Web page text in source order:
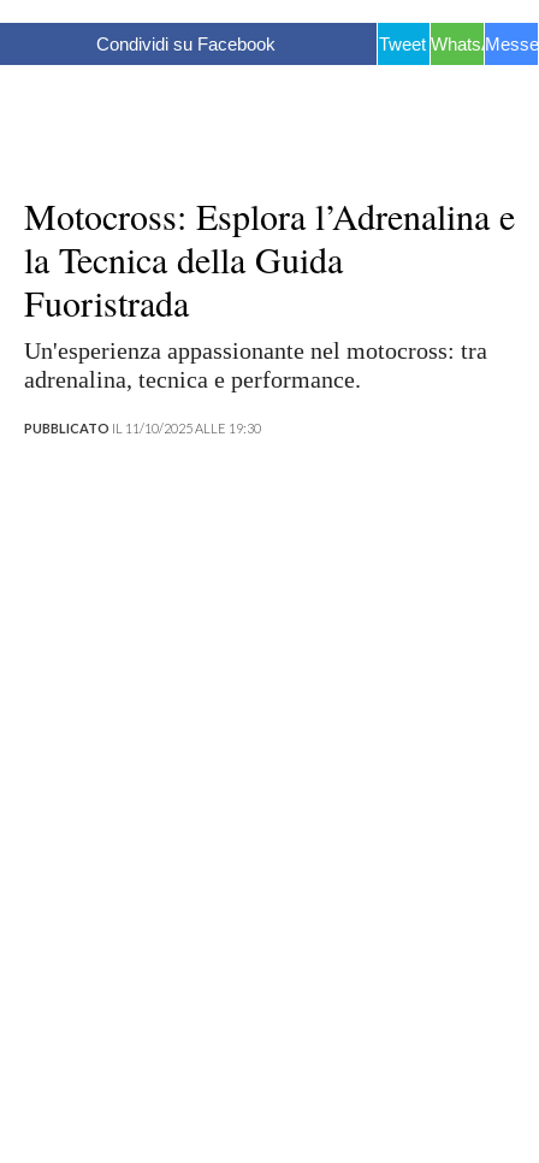
Condividi su Facebook Tweet WhatsApp
Motocross: Esplora l’Adrenalina e
la Tecnica della Guida
Fuoristrada
Un'esperienza appassionante nel motocross: tra
adrenalina, tecnica e performance.
PUBBLICATO IL 11/10/2025 ALLE 19:30